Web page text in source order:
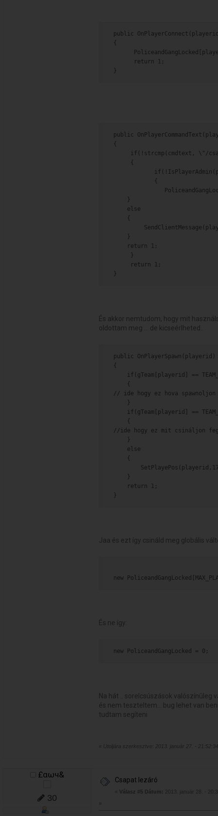
public
{
return 1;
}
public
{
if(!strcmp(cmdtext, \"/
{
{
}
else
{
}
return 1;
}
return 1;
}
És akkor nemtudom, hogy mit
oldottam meg ... de kicseérlheted..
public OnPlayerSpawn(playerid)
{
if(gTeam[playerid] ==
{
// ide hogy ez hova
}
if(gTeam[playerid] ==
{
//ide hogy ez mit csináljon
}
else
{
}
return 1;
}
Jaa és ezt így csináld meg globális
new
És ne így:
new PoliceandGangLocked = 0;
Na hát .. sorelcsúszások
és nem teszteltem... bug lehet van
tudtam segíteni
« Utoljára szerkesztve: 2013. január 27. -
£αωч&
30
Csapat lezáró
« Válasz #5 Dátum:
2013. január 28. -
»